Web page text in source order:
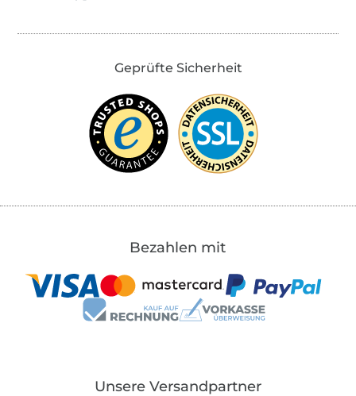
Geprüfte Sicherheit
Bezahlen mit
Unsere Versandpartner